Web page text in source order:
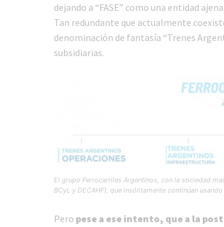
dejando a “FASE” como una entidad
Tan redundante que actualmente
denominación de fantasía “Trenes
subsidiarias.
El grupo Ferrocarriles Argentinos, con la sociedad
BCyL y DECAHF), que insólitamente continúan
Pero pese a ese intento, que a la